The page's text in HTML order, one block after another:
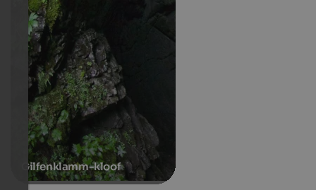
Gilfenklamm-kloof